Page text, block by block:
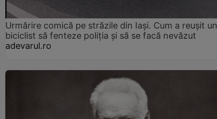
Urmărire comică pe străzile din Iași. Cum a reușit un
biciclist să fenteze poliția și să se facă nevăzut
adevarul.ro